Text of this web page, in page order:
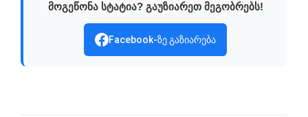
მოგეწონა სტატია? გაუზიარეთ მეგობრებს!
Facebook-ზე გაზიარება